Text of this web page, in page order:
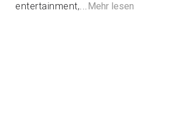
entertainment,...Mehr lesen